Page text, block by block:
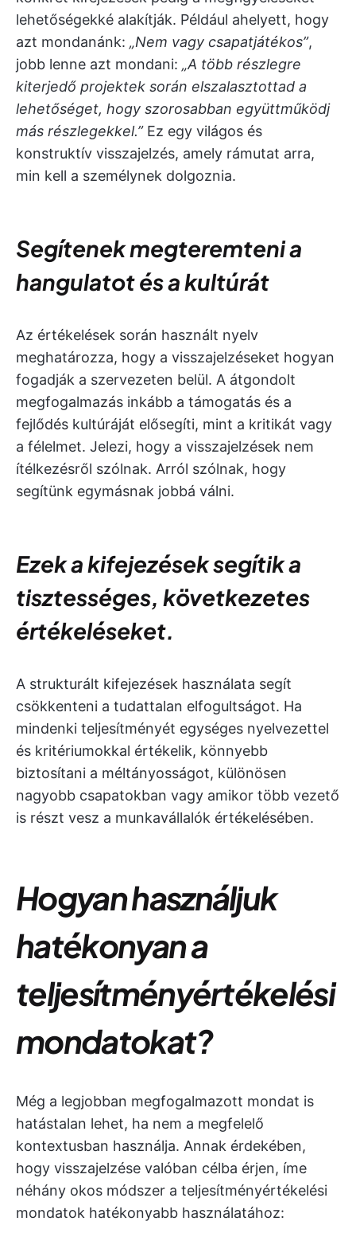
lehetőségekké alakítják. Például ahelyett, hogy
azt mondanánk: „Nem vagy csapatjátékos”,
jobb lenne azt mondani: „A több részlegre
kiterjedő projektek során elszalasztottad a
lehetőséget, hogy szorosabban együttműködj
más részlegekkel.”Ez egy világos és
konstruktív visszajelzés, amely rámutat arra,
min kell a személynek dolgoznia.
Segítenek megteremteni a
hangulatot és a kultúrát
Az értékelések során használt nyelv
meghatározza, hogy a visszajelzéseket hogyan
fogadják a szervezeten belül. A átgondolt
megfogalmazás inkább a támogatás és a
fejlődés kultúráját elősegíti, mint a kritikát vagy
a félelmet. Jelezi, hogy a visszajelzések nem
ítélkezésről szólnak. Arról szólnak, hogy
segítünk egymásnak jobbá válni.
Ezek a kifejezések segítik a
tisztességes, következetes
értékeléseket.
A strukturált kifejezések használata segít
csökkenteni a tudattalan elfogultságot. Ha
mindenki teljesítményét egységes nyelvezettel
és kritériumokkal értékelik, könnyebb
biztosítani a méltányosságot, különösen
nagyobb csapatokban vagy amikor több vezető
is részt vesz a munkavállalók értékelésében.
Hogyan használjuk
hatékonyan a
teljesítményértékelési
mondatokat?
Még a legjobban megfogalmazott mondat is
hatástalan lehet, ha nem a megfelelő
kontextusban használja. Annak érdekében,
hogy visszajelzése valóban célba érjen, íme
néhány okos módszer a teljesítményértékelési
mondatok hatékonyabb használatához: